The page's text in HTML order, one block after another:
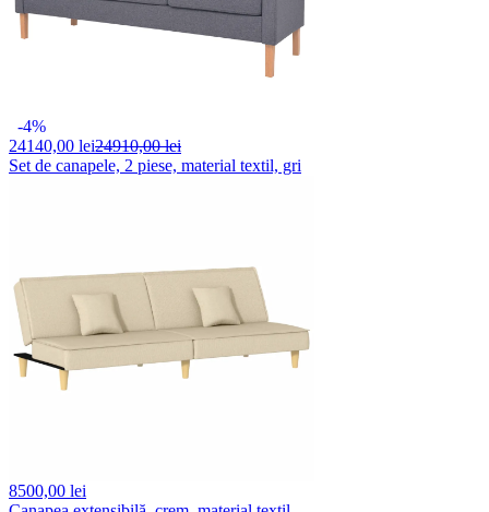
-4%
24140,00 lei24910,00 lei
Set de canapele, 2 piese, material textil, gri
8500,00 lei